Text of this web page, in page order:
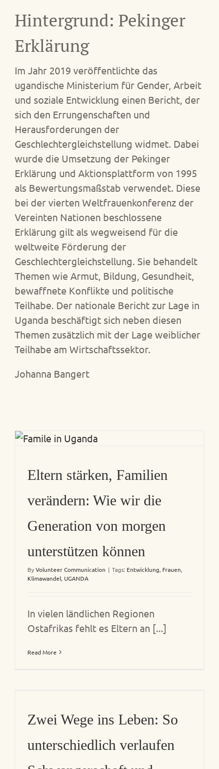
Hintergrund: Pekinger
Erklärung
Im Jahr 2019 veröffentlichte das
ugandische Ministerium für Gender, Arbeit
und soziale Entwicklung einen Bericht, der
sich den Errungenschaften und
Herausforderungen der
Geschlechtergleichstellung widmet. Dabei
wurde die Umsetzung der Pekinger
Erklärung und Aktionsplattform von 1995
als Bewertungsmaßstab verwendet. Diese
bei der vierten Weltfrauenkonferenz der
Vereinten Nationen beschlossene
Erklärung gilt als wegweisend für die
weltweite Förderung der
Geschlechtergleichstellung. Sie behandelt
Themen wie Armut, Bildung, Gesundheit,
bewaffnete Konflikte und politische
Teilhabe. Der nationale Bericht zur Lage in
Uganda beschäftigt sich neben diesen
Themen zusätzlich mit der Lage weiblicher
Teilhabe am Wirtschaftssektor.
Johanna Bangert
Eltern stärken, Familien
verändern: Wie wir die
Generation von morgen
unterstützen können
ByVolunteer Communication | Tags: Entwicklung, Frauen,
Klimawandel, UGANDA
In vielen ländlichen Regionen
Ostafrikas fehlt es Eltern an [...]
Read More
Zwei Wege ins Leben: So
unterschiedlich verlaufen